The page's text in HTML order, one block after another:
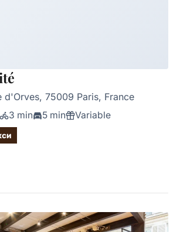
d'Orves, 75009 Paris, France
3 min 5 min Variable